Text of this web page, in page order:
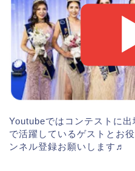
Youtubeではコンテストに
で活躍しているゲストとお
ンネル登録お願いします♬